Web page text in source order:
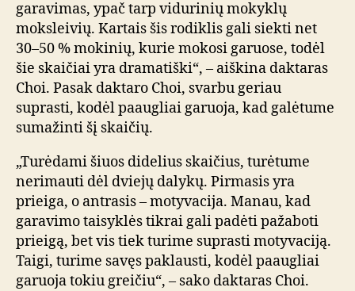
garavimas, ypač tarp vidurinių mokyklų
moksleivių. Kartais šis rodiklis gali siekti net
30–50 % mokinių, kurie mokosi garuose, todėl
šie skaičiai yra dramatiški“, – aiškina daktaras
Choi. Pasak daktaro Choi, svarbu geriau
suprasti, kodėl paaugliai garuoja, kad galėtume
sumažinti šį skaičių.
„Turėdami šiuos didelius skaičius, turėtume
nerimauti dėl dviejų dalykų. Pirmasis yra
prieiga, o antrasis – motyvacija. Manau, kad
garavimo taisyklės tikrai gali padėti pažaboti
prieigą, bet vis tiek turime suprasti motyvaciją.
Taigi, turime savęs paklausti, kodėl paaugliai
garuoja tokiu greičiu“, – sako daktaras Choi.